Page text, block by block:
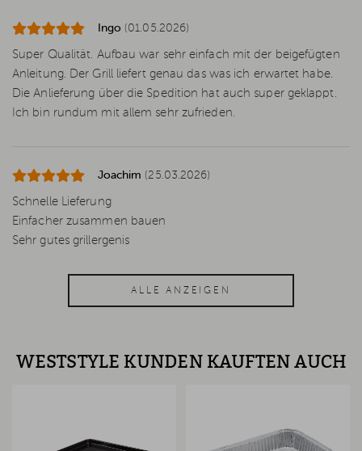
Ingo (01.05.2026)
Super Qualität. Aufbau war sehr einfach mit der beigefügten
Anleitung. Der Grill liefert genau das was ich erwartet habe.
Die Anlieferung über die Spedition hat auch super geklappt.
Ich bin rundum mit allem sehr zufrieden.
Joachim (25.03.2026)
Schnelle Lieferung
Einfacher zusammen bauen
Sehr gutes grillergenis
ALLE ANZEIGEN
WESTSTYLE KUNDEN KAUFTEN AUCH